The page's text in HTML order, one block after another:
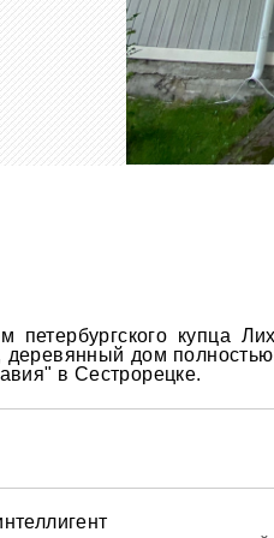
петербургского купца
деревянный дом
в Сестрорецке.